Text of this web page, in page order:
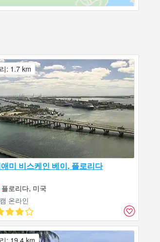
미 비스케인 베이, 플로리다
플로리다, 미국
온라인
: 1.7 km